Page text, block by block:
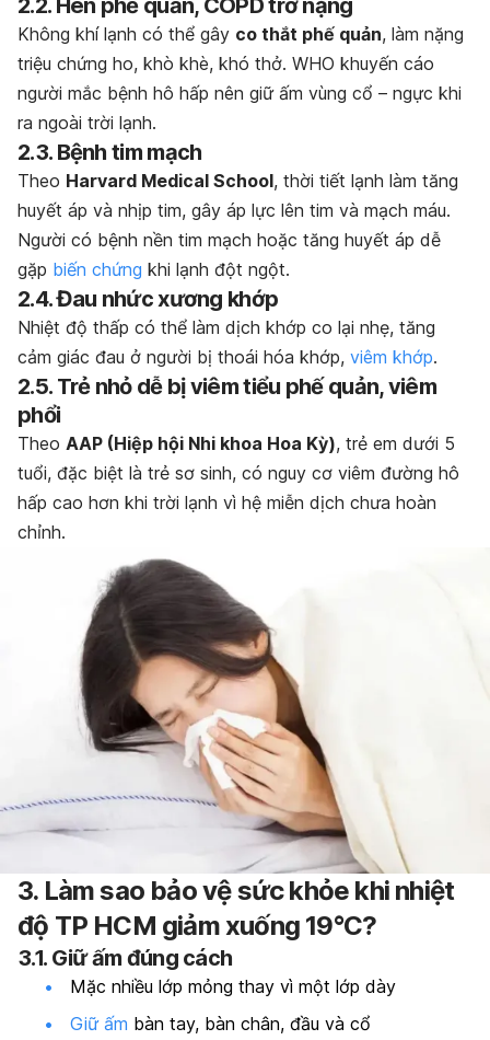
Không khí lạnh có thể gây co thắt phế quản, làm nặng
triệu chứng ho, khò khè, khó thở. WHO khuyến cáo
người mắc bệnh hô hấp nên giữ ấm vùng cổ – ngực khi
ra ngoài trời lạnh.
2.3. Bệnh tim mạch
Theo Harvard Medical School, thời tiết lạnh làm tăng
huyết áp và nhịp tim, gây áp lực lên tim và mạch máu.
Người có bệnh nền tim mạch hoặc tăng huyết áp dễ
gặp biến chứng khi lạnh đột ngột.
2.4. Đau nhức xương khớp
Nhiệt độ thấp có thể làm dịch khớp co lại nhẹ, tăng
cảm giác đau ở người bị thoái hóa khớp, viêm khớp.
2.5. Trẻ nhỏ dễ bị viêm tiểu phế quản, viêm
phổi
Theo AAP (Hiệp hội Nhi khoa Hoa Kỳ), trẻ em dưới 5
tuổi, đặc biệt là trẻ sơ sinh, có nguy cơ viêm đường hô
hấp cao hơn khi trời lạnh vì hệ miễn dịch chưa hoàn
chỉnh.
3. Làm sao bảo vệ sức khỏe khi nhiệt
độ TP HCM giảm xuống 19°C?
3.1. Giữ ấm đúng cách
Mặc nhiều lớp mỏng thay vì một lớp dày
Giữ ấm bàn tay, bàn chân, đầu và cổ